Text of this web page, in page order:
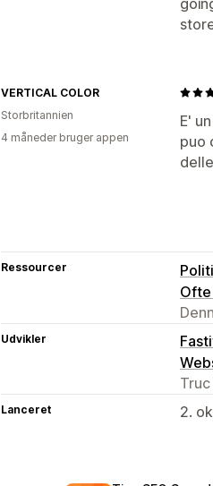
E'
puo
VERTICAL COLOR
Storbritannien
4 måneder bruger appen
Ressourcer
Udvikler
Lanceret 2.